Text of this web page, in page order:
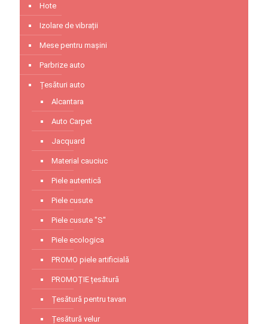
Hote
Izolare de vibrații
Mese pentru mașini
Parbrize auto
Țesături auto
Alcantara
Auto Carpet
Jacquard
Material cauciuc
Piele autentică
Piele cusute
Piele cusute "S"
Piele ecologica
PROMO piele artificială
PROMOȚIE țesătură
Țesătură pentru tavan
Țesătură velur